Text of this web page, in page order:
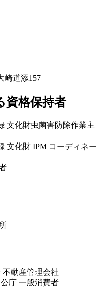
崎道添157
資格保持者
文化財虫菌害防除作業主
文化財 IPM コーディネー
動産管理会社
庁 一般消費者